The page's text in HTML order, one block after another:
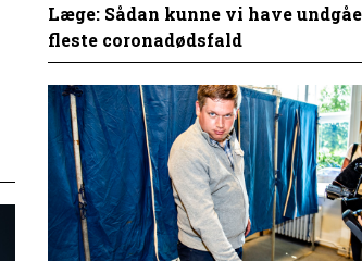
Læge: Sådan kunne vi have
fleste coronadødsfald